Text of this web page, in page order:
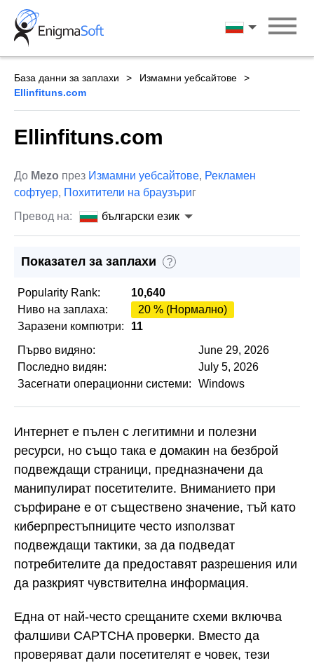
Skip
content
български
База данни за заплахи
Измамни уебсайтове
Ellinfituns.com
Ellinfituns.com
До Mezo през Измамни уебсайтове, Рекламен
софтуер, Похитители на браузъриг
Превод на:
български език
Показател за заплахи ?
Popularity Rank:
10,640
Ниво на заплаха:
20 % (Нормално)
Заразени компютри:
11
Първо видяно:
June 29, 2026
Последно видян:
July 5, 2026
Засегнати операционни системи:
Windows
Интернет е пълен с легитимни и полезни
ресурси, но също така е домакин на безброй
подвеждащи страници, предназначени да
манипулират посетителите. Вниманието при
сърфиране е от съществено значение, тъй като
киберпрестъпниците често използват
подвеждащи тактики, за да подведат
потребителите да предоставят разрешения или
да разкрият чувствителна информация.
Една от най-често срещаните схеми включва
фалшиви CAPTCHA проверки. Вместо да
проверяват дали посетителят е човек, тези